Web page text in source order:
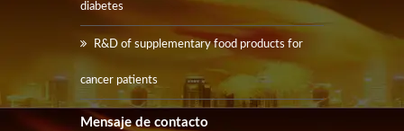
diabetes
R&D of supplementary food products for
cancer patients
Mensaje de contacto